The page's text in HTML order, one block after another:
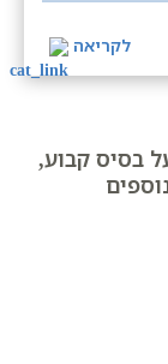
לקריאה
בסיס קבוע,